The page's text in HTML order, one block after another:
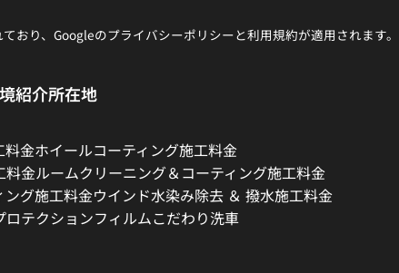
おり、Googleのプライバシーポリシーと利用規約が適用されます。
紹介所在地
料金ホイールコーティング施工料金
料金ルームクリーニング＆コーティング施工料金
ング施工料金ウインド水染み除去 ＆ 撥水施工料金
ロテクションフィルムこだわり洗車